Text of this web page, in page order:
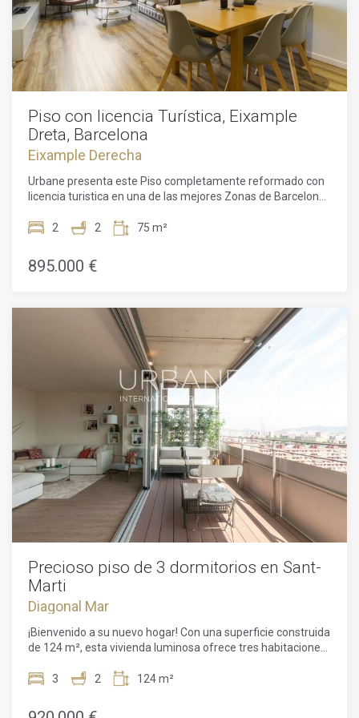
Piso con licencia Turística, Eixample
Dreta, Barcelona
Eixample Derecha
Urbane presenta este Piso completamente reformado con
licencia turistica en una de las mejores Zonas de Barcelona,
situado en una segunda planta con ascensor de una finca
totalmente con exquisito gusto. Cuenta con un amplio y
soleado salón-comedor, una cocina abierta , con una
altos,lo que le proporciona mayor amplitud y luminosidad,
consta de dos habitaciones dobles, un baño completo,
suelos de parquet, carpintería de aluminio, y aire
acondicionado en toda la vivienda por
conductos.Idealmente situada cerca de Paseig San Joan, El
Born y Paseig de Gràcia, rodeado de comercios y servicios.
Excelente comunicación por transporte público.
2 2 75 m²
895.000 €
Precioso piso de 3 dormitorios en Sant-
Marti
Diagonal Mar
¡Bienvenido a su nuevo hogar! Con una superficie construida
de 124 m², esta vivienda luminosa ofrece tres habitaciones,
disfrutar al máximo de la vida urbana.El piso cuenta con
orientación exterior, la luz natural inunda los espacios
3 2 124 m²